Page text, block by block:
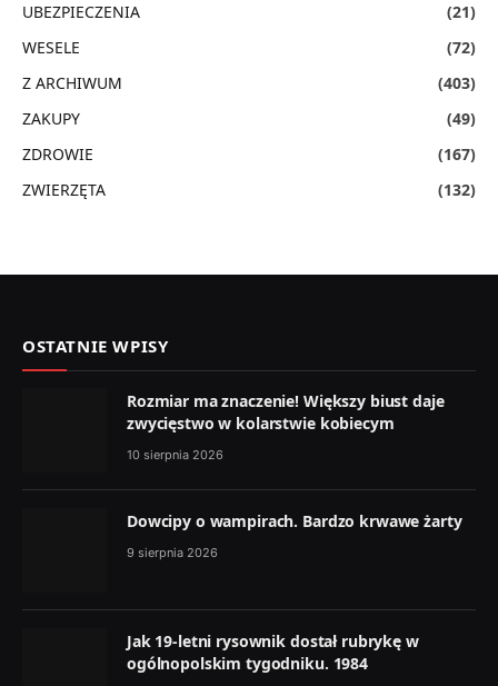
UBEZPIECZENIA
(21)
WESELE
(72)
Z ARCHIWUM
(403)
ZAKUPY
(49)
ZDROWIE
(167)
ZWIERZĘTA
(132)
OSTATNIE WPISY
Rozmiar ma znaczenie! Większy biust daje
zwycięstwo w kolarstwie kobiecym
10 sierpnia 2026
Dowcipy o wampirach. Bardzo krwawe żarty
9 sierpnia 2026
Jak 19-letni rysownik dostał rubrykę w
ogólnopolskim tygodniku. 1984